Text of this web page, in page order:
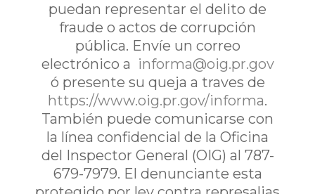
puedan representar el delito de
fraude o actos de corrupción
pública. Envíe un correo
electrónico a informa@oig.pr.gov
ó presente su queja a traves de
https://www.oig.pr.gov/informa.
También puede comunicarse con
la línea confidencial de la Oficina
del Inspector General (OIG) al 787-
679-7979. El denunciante esta